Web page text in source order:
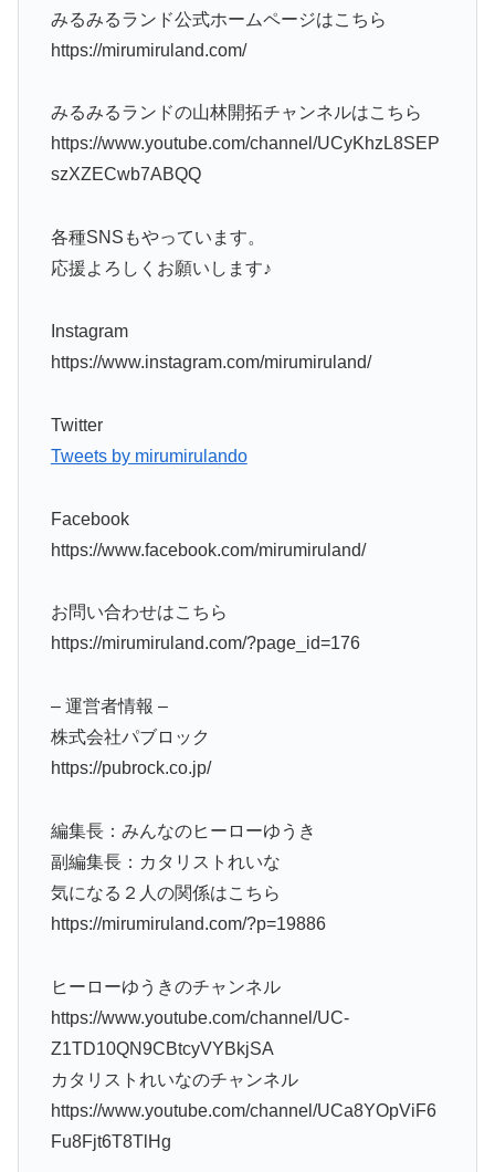
みるみるランド公式ホームページはこちら
https://mirumiruland.com/
みるみるランドの山林開拓チャンネルはこちら
https://www.youtube.com/channel/UCyKhzL8SEP
szXZECwb7ABQQ
各種SNSもやっています。
応援よろしくお願いします♪
Instagram
https://www.instagram.com/mirumiruland/
Twitter
Tweets by mirumirulando
Facebook
https://www.facebook.com/mirumiruland/
お問い合わせはこちら
https://mirumiruland.com/?page_id=176
– 運営者情報 –
株式会社パブロック
https://pubrock.co.jp/
編集長：みんなのヒーローゆうき
副編集長：カタリストれいな
気になる２人の関係はこちら
https://mirumiruland.com/?p=19886
ヒーローゆうきのチャンネル
https://www.youtube.com/channel/UC-
Z1TD10QN9CBtcyVYBkjSA
カタリストれいなのチャンネル
https://www.youtube.com/channel/UCa8YOpViF6
Fu8Fjt6T8TlHg